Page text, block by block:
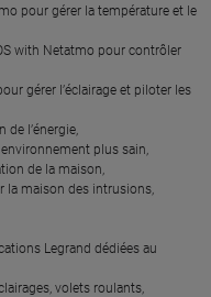
pour gérer la température et le
with Netatmo pour contrôler
gérer l’éclairage et piloter les
de l’énergie,
plus sain,
de la maison,
la maison des intrusions,
Legrand dédiées au
volets roulants,